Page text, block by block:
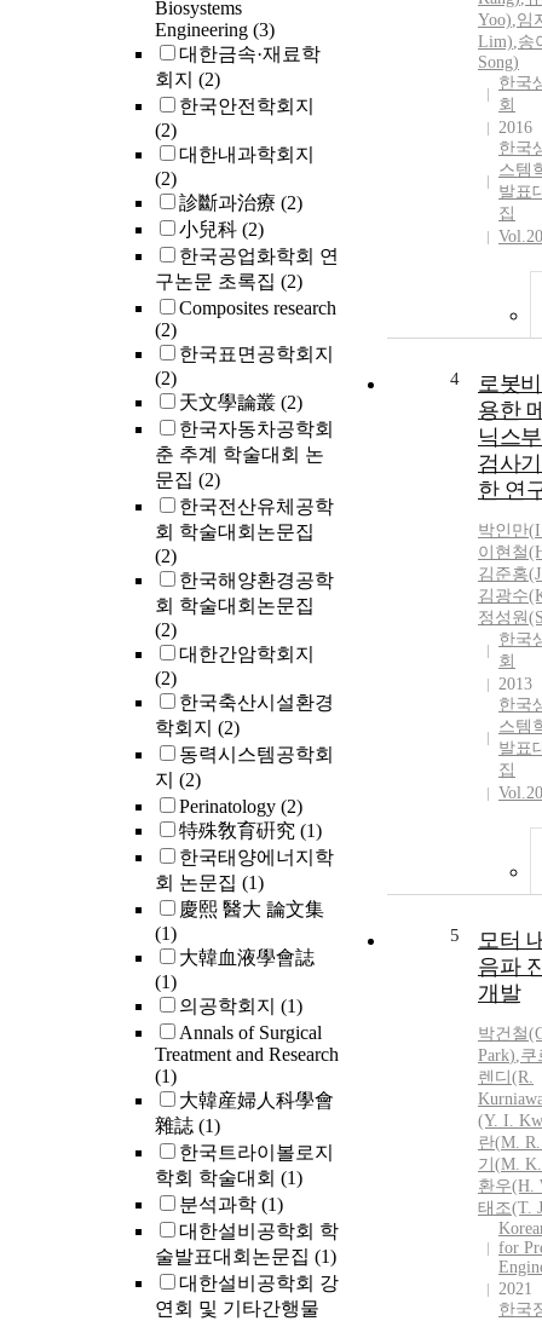
Biosystems
Engineering (3)
대한금속·재료학
회지 (2)
한국안전학회지
(2)
대한내과학회지
(2)
診斷과治療 (2)
小兒科 (2)
한국공업화학회 연
구논문 초록집 (2)
Composites research
(2)
한국표면공학회지
(2)
天文學論叢 (2)
한국자동차공학회
춘 추계 학술대회 논
문집 (2)
한국전산유체공학
회 학술대회논문집
(2)
한국해양환경공학
회 학술대회논문집
(2)
대한간암학회지
(2)
한국축산시설환경
학회지 (2)
동력시스템공학회
지 (2)
Perinatology (2)
特殊敎育硏究 (1)
한국태양에너지학
회 논문집 (1)
慶熙 醫大 論文集
(1)
大韓血液學會誌
(1)
의공학회지 (1)
Annals of Surgical
Treatment and Research
(1)
大韓産婦人科學會
雜誌 (1)
한국트라이볼로지
학회 학술대회 (1)
분석과학 (1)
대한설비공학회 학
술발표대회논문집 (1)
대한설비공학회 강
연회 및 기타간행물
Yoo),임
Lim),송
Song)
한국
회
2016
한국
스템
발표
집
4
로봇
용한
닉스
검사
한 연
박인만(
이현철
김준홍
김광수
정성원
한국
회
2013
한국
스템
발표
집
5
모터
음파
개발
박건철
Park),쿠
렌디(R.
(Y. I.
란(M.
기(M.
환우(H.
태조(T.
for
2021
한국